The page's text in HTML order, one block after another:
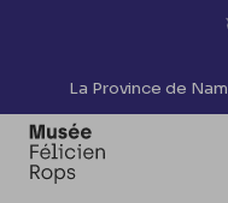
Accèder
La Province de